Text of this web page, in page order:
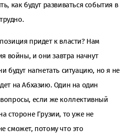
как будут развиваться события в
придет к власти? Нам
войны, и они завтра начнут
будут нагнетать ситуацию, но я не
на Абхазию. Один на один
если же коллективный
стороне Грузии, то уже не
сможет, потому что это